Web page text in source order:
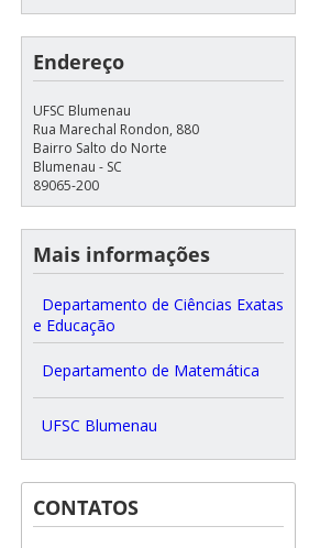
Endereço
UFSC Blumenau
Rua Marechal Rondon, 880
Bairro Salto do Norte
Blumenau - SC
89065-200
Mais informações
Departamento de Ciências Exatas
e Educação
Departamento de Matemática
UFSC Blumenau
CONTATOS